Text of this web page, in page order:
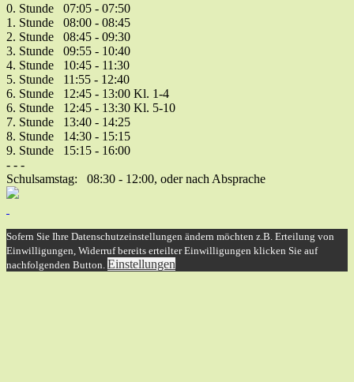
0. Stunde 07:05 - 07:50
1. Stunde 08:00 - 08:45
2. Stunde 08:45 - 09:30
3. Stunde 09:55 - 10:40
4. Stunde 10:45 - 11:30
5. Stunde 11:55 - 12:40
6. Stunde 12:45 - 13:00 Kl. 1-4
6. Stunde 12:45 - 13:30 Kl. 5-10
7. Stunde 13:40 - 14:25
8. Stunde 14:30 - 15:15
9. Stunde 15:15 - 16:00
- - -
Schulsamstag: 08:30 - 12:00, oder nach Absprache
Sofern Sie Ihre Datenschutzeinstellungen ändern möchten z.B. Erteilung von
Einwilligungen, Widerruf bereits erteilter Einwilligungen klicken Sie auf
nachfolgenden Button. Einstellungen